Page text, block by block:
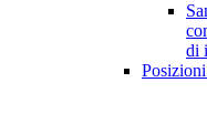
di